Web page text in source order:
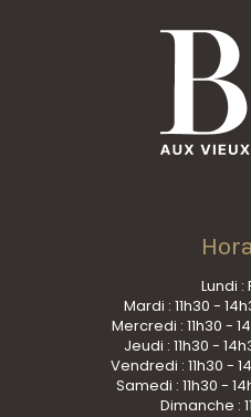
Lundi :
Mardi : 11h30 -
Mercredi : 11h30 -
Jeudi : 11h30 -
Vendredi : 11h30 -
Samedi : 11h30 -
Dimanche :